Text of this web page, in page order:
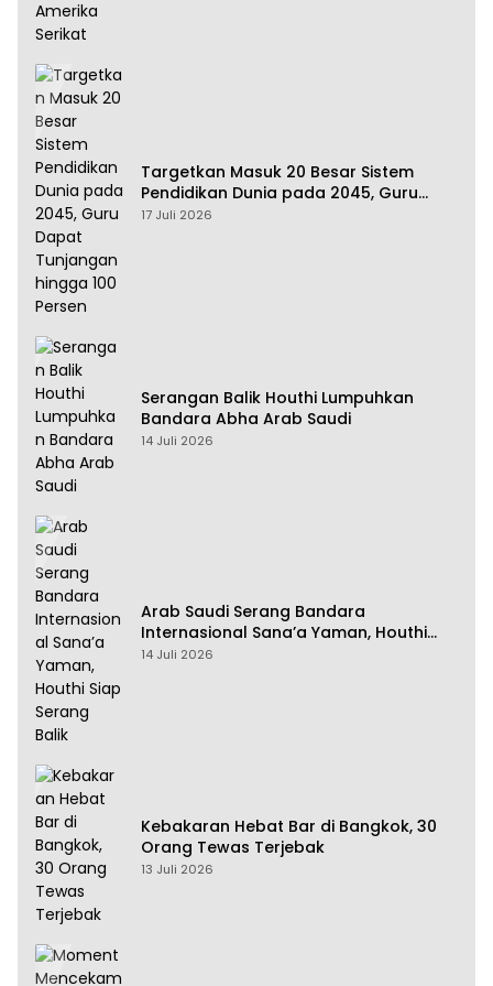
Targetkan Masuk 20 Besar Sistem
Pendidikan Dunia pada 2045, Guru
Dapat Tunjangan hingga 100 Persen
17 Juli 2026
Serangan Balik Houthi Lumpuhkan
Bandara Abha Arab Saudi
14 Juli 2026
Arab Saudi Serang Bandara
Internasional Sana’a Yaman, Houthi
Siap Serang Balik
14 Juli 2026
Kebakaran Hebat Bar di Bangkok, 30
Orang Tewas Terjebak
13 Juli 2026